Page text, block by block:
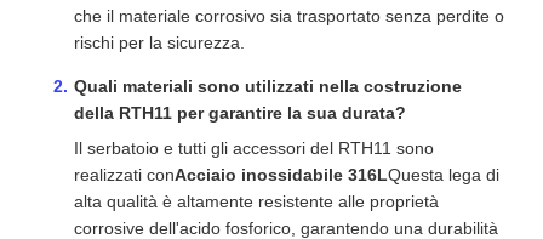
che il materiale corrosivo sia trasportato senza perdite o
rischi per la sicurezza.
Quali materiali sono utilizzati nella costruzione
della RTH11 per garantire la sua durata?
Il serbatoio e tutti gli accessori del RTH11 sono
realizzati conAcciaio inossidabile 316LQuesta lega di
alta qualità è altamente resistente alle proprietà
corrosive dell'acido fosforico, garantendo una durabilità